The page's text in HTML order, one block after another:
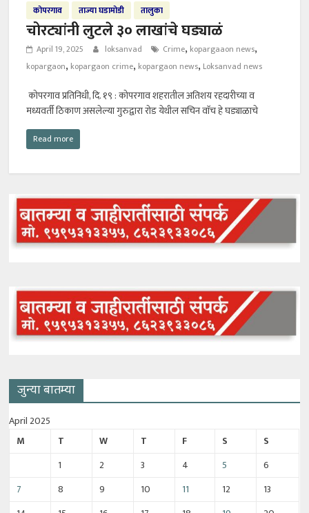
कोपरगाव ताज्या घडामोडी तालुका
चोरट्यांनी लुटले ३० लाखांचे घड्याळं
April 19, 2025 loksanvad Crime, kopargaaon news,
kopargaon, kopargaon crime, kopargaon news, Loksanvad news
कोपरगाव प्रतिनिधी, दि. १९ : कोपरगाव शहरातील अतिशय रहदारीच्या व
मध्यवर्ती ठिकाण असलेल्या गुरुद्वारा रोड येथील सचिन वाॅच हे घड्याळाचे
Read more
जुन्या बातम्या
April 2025
M
T W T F S
S
1
2 3 4 5
6
7
8 9 10 11 12
13